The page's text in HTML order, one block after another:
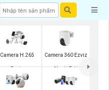
Camera H.265
Ezviz
Camera 360 Ezviz
Ngoài Trời